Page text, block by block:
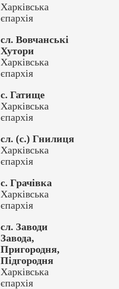
Харківська
єпархія
сл. Вовчанські
Хутори
Харківська
єпархія
с. Гатище
Харківська
єпархія
сл. (с.) Гнилиця
Харківська
єпархія
с. Грачівка
Харківська
єпархія
сл. Заводи
Завода,
Пригородня,
Підгородня
Харківська
єпархія